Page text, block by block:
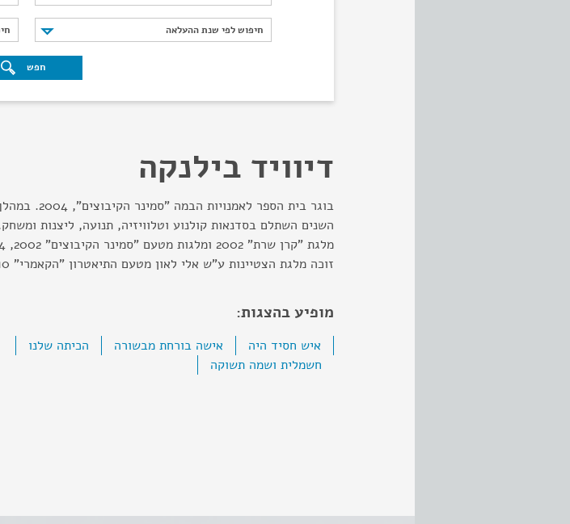
חיפוש לפי שנת ההעלאה
חיפוש לפי שנת ההעלאה
חפש
דיוויד בילנקה
בוגר בית הספר לאמנויות הבמה "סמינר הקיבוצים",
השנים השתלם בסדנאות קולנוע וטלוויזיה, תנועה, ליצנות
זוכה מלגת הצטיינות ע"ש אלי לאון מטעם התיאטרון "הקאמרי" 2010.
מופיע בהצגות:
איש חסיד היה אישה בורחת מבשורה
הכיתה שלנו
חשמלית ושמה תשוקה